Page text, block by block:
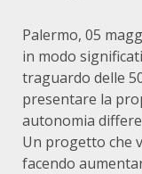
Palermo, 05
in modo
traguardo delle
presentare la
autonomia
Un progetto che
facendo